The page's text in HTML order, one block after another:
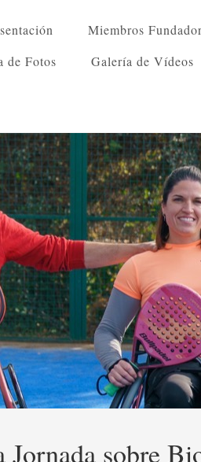
Miembros
de Fotos
Galería de Vídeos
Jornada sobre